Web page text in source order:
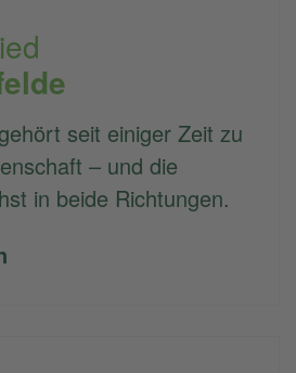
seit einiger Zeit zu
– und die
in beide Richtungen.